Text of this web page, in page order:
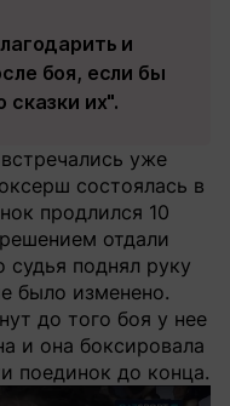
и
боя, если бы
сказки их".
уже
состоялась в
продлился 10
отдали
судья поднял руку
было изменено.
до того боя у нее
и она боксировала
поединок до конца.